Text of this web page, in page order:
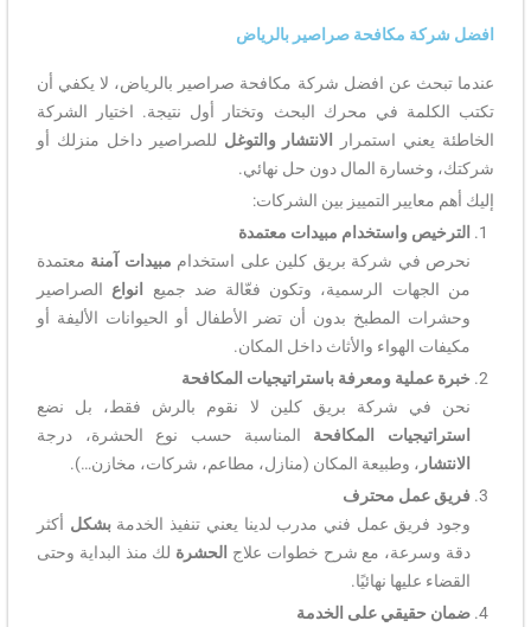
افضل شركة مكافحة صراصير بالرياض
عندما تبحث عن افضل شركة مكافحة صراصير بالرياض، لا يكفي أن
تكتب الكلمة في محرك البحث وتختار أول نتيجة. اختيار الشركة
الخاطئة يعني استمرار
الانتشار والتوغلللصراصير داخل منزلك أو
شركتك، وخسارة المال دون حل نهائي.
إليك أهم معايير التمييز بين الشركات:
الترخيص واستخدام مبيدات معتمدة
نحرص في شركة بريق كلين على استخدام مبيدات آمنةمعتمدة
من الجهات الرسمية، وتكون فعّالة ضد جميع
انواعالصراصير
وحشرات المطبخ بدون أن تضر الأطفال أو الحيوانات الأليفة أو
مكيفات الهواء والأثاث داخل المكان.
خبرة عملية ومعرفة باستراتيجيات المكافحة
نحن في شركة بريق كلين لا نقوم بالرش فقط، بل نضع
استراتيجيات المكافحةالمناسبة حسب نوع الحشرة، درجة
الانتشار ، وطبيعة المكان (منازل، مطاعم، شركات، مخازن…).
فريق عمل محترف
وجود فريق عمل فني مدرب لدينا يعني تنفيذ الخدمة بشكلأكثر
دقة وسرعة، مع شرح خطوات علاج الحشرةلك منذ البداية وحتى
القضاء عليها نهائيًا.
ضمان حقيقي على الخدمة